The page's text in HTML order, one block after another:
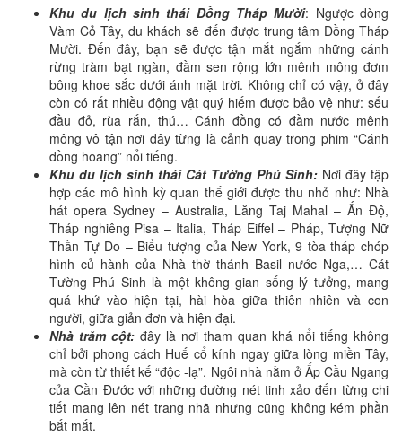
Khu du lịch sinh thái Đồng Tháp Mười: Ngược dòng
Vàm Cỏ Tây, du khách sẽ đến được trung tâm Đồng Tháp
Mười. Đến đây, bạn sẽ được tận mắt ngắm những cánh
rừng tràm bạt ngàn, đầm sen rộng lớn mênh mông đơm
bông khoe sắc dưới ánh mặt trời. Không chỉ có vậy, ở đây
còn có rất nhiều động vật quý hiếm được bảo vệ như: sếu
đầu đỏ, rùa rắn, thú… Cánh đồng có đầm nước mênh
mông vô tận nơi đây từng là cảnh quay trong phim “Cánh
đồng hoang” nổi tiếng.
Khu du lịch sinh thái Cát Tường Phú Sinh: Nơi đây tập
hợp các mô hình kỳ quan thế giới được thu nhỏ như: Nhà
hát opera Sydney – Australia, Lăng Taj Mahal – Ấn Độ,
Tháp nghiêng Pisa – Italia, Tháp Eiffel – Pháp, Tượng Nữ
Thần Tự Do – Biểu tượng của New York, 9 tòa tháp chóp
hình củ hành của Nhà thờ thánh Basil nước Nga,… Cát
Tường Phú Sinh là một không gian sống lý tưởng, mang
quá khứ vào hiện tại, hài hòa giữa thiên nhiên và con
người, giữa giản đơn và hiện đại.
Nhà trăm cột: đây là nơi tham quan khá nổi tiếng không
chỉ bởi phong cách Huế cổ kính ngay giữa lòng miền Tây,
mà còn từ thiết kế “độc -lạ”. Ngôi nhà nằm ở Ấp Cầu Ngang
của Cần Đước với những đường nét tinh xảo đến từng chi
tiết mang lên nét trang nhã nhưng cũng không kém phần
bắt mắt.